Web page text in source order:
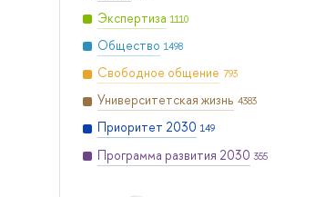
Экспертиза 1110
Общество 1498
Свободное общение 793
Университетская жизнь 4383
Приоритет 2030 149
Программа развития 2030 355